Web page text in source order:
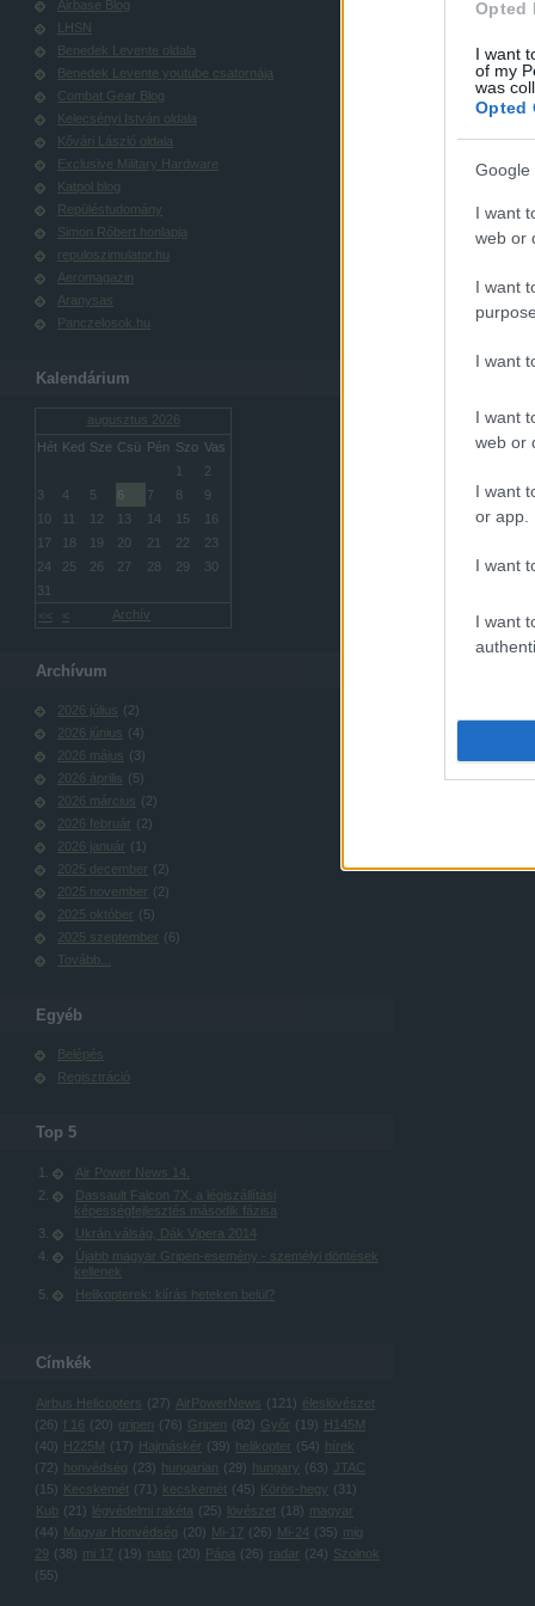
Opted
I want
of my
was
Opted
Google
I want
web or
I want
I want
I want
web or
I want
or app.
I want
I want
Airbase Blog
LHSN
Benedek Levente oldala
Benedek Levente youtube csatornája
Combat Gear Blog
Kelecsényi István oldala
Kővári László oldala
Exclusive Military Hardware
Katpol blog
Repüléstudomány
Simon Róbert honlapja
repuloszimulator.hu
Aeromagazin
Aranysas
Panczelosok.hu
Kalendárium
augusztus 2026
Hét Ked Sze Csü Pén Szo Vas
Archív
1
2
3
4 5 6 7 8
9
10
11 12 13 14 15
16
17
18 19 20 21 22
23
24
25 26 27 28 29
30
31
Archívum
2026 július (2)
2026 június (4)
2026 május (3)
2026 április (5)
2026 március (2)
2026 február (2)
2026 január ( 1 )
2025 december (2)
2025 november (2)
2025 október (5)
2025 szeptember (6 )
Tovább
Egyéb
Belépés
Regisztráció
Top 5
Air Power News 14.
Dassault Falcon 7X, a légiszállítási
képességfejlesztés második fázisa
Ukrán válság, Dák Vipera 2014
Újabb magyar Gripen-esemény - személyi döntések
kellenek
Helikopterek: kiírás heteken belül?
Címkék
Airbus Helicopters (27) AirPowerNews ( 121 ) éleslövészet
(26 ) f 16 (20) gripen (76 ) Gripen (82) Győr ( 19) H145M
(40) H225M ( 17) Hajmáskér (39) helikopter (54) hírek
(72) honvédség (23) hungarian (29) hungary (63)
JTAC
( 15) Kecskemét (71 ) kecskemét (45) Körös-hegy (31 )
Kub
(21 ) légvédelmi rakéta (25) lövészet ( 18) magyar
(44) Magyar Honvédség (20) Mi-17 (26 ) Mi-24 (35) mig
29 (38) mi 17 ( 19) nato (20) Pápa (26 ) radar (24) Szolnok
(55)